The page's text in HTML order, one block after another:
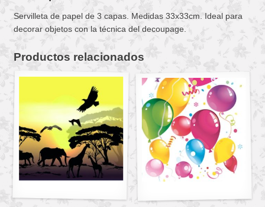
Servilleta de papel de 3 capas. Medidas 33x33cm. Ideal para
decorar objetos con la técnica del decoupage.
Productos relacionados